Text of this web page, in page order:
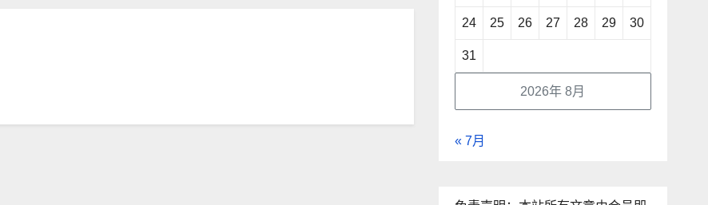
2026年 8月
24 25 26 27 28 29 30
31
« 7月